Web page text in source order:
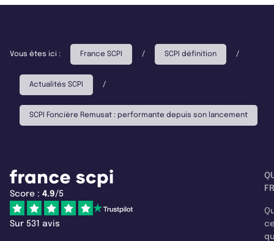
Vous êtes ici : France SCPI / SCPI définition /
Actualités SCPI /
SCPI Foncière Remusat : performante depuis son lancement
Score : 4.9/5
Sur 531 avis